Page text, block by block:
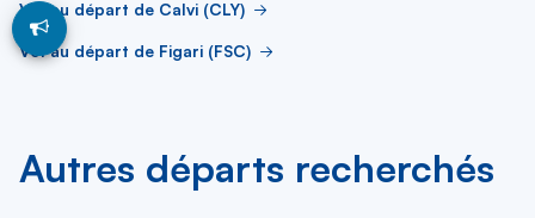
Vol au départ de Calvi (CLY)
Vol au départ de Figari (FSC)
Autres départs recherchés